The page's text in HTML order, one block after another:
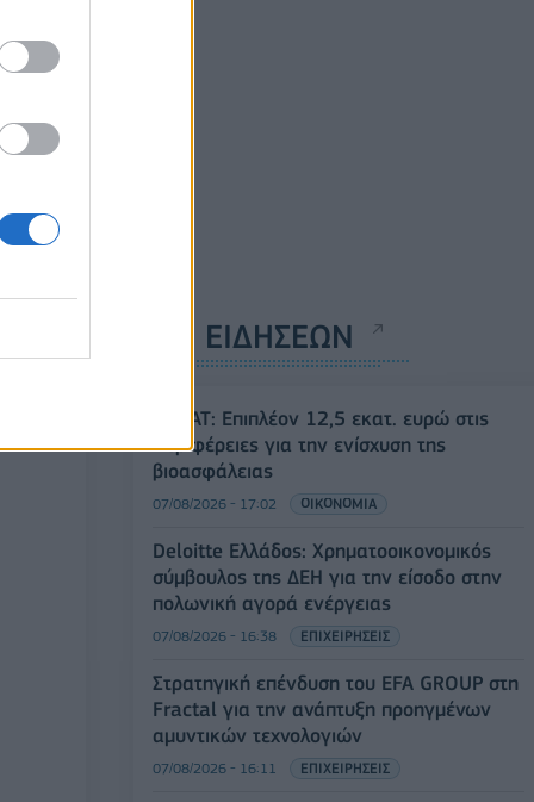
ΡΟΗ ΕΙΔΗΣΕΩΝ
ΥΠΑΑΤ: Επιπλέον 12,5 εκατ. ευρώ στις
Περιφέρειες για την ενίσχυση της
βιοασφάλειας
07/08/2026 - 17:02 ΟΙΚΟΝΟΜΙΑ
Deloitte Ελλάδος: Χρηματοοικονομικός
σύμβουλος της ΔΕΗ για την είσοδο στην
πολωνική αγορά ενέργειας
07/08/2026 - 16:38 ΕΠΙΧΕΙΡΗΣΕΙΣ
Στρατηγική επένδυση του EFA GROUP στη
Fractal για την ανάπτυξη προηγμένων
αμυντικών τεχνολογιών
07/08/2026 - 16:11 ΕΠΙΧΕΙΡΗΣΕΙΣ